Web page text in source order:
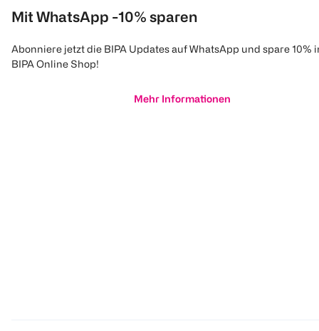
Mit WhatsApp -10% sparen
Abonniere jetzt die BIPA Updates auf WhatsApp und spare 10%
BIPA Online Shop!
Mehr Informationen